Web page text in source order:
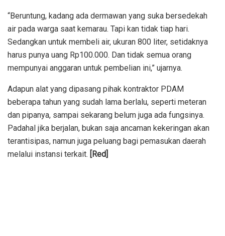
“Beruntung, kadang ada dermawan yang suka bersedekah
air pada warga saat kemarau. Tapi kan tidak tiap hari.
Sedangkan untuk membeli air, ukuran 800 liter, setidaknya
harus punya uang Rp100.000. Dan tidak semua orang
mempunyai anggaran untuk pembelian ini,” ujarnya.
Adapun alat yang dipasang pihak kontraktor PDAM
beberapa tahun yang sudah lama berlalu, seperti meteran
dan pipanya, sampai sekarang belum juga ada fungsinya.
Padahal jika berjalan, bukan saja ancaman kekeringan akan
terantisipas, namun juga peluang bagi pemasukan daerah
melalui instansi terkait. [Red]